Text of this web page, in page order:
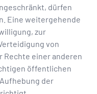
dürfen
Eine weitergehende
zur
von
Rechte einer anderen
öffentlichen
der